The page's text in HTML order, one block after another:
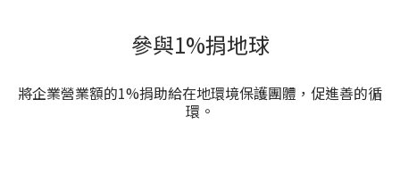
參與1%捐地球
將企業營業額的1%捐助給在地環境保護團體，促進善的循
環。